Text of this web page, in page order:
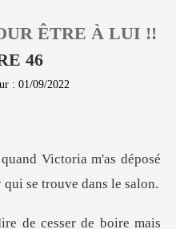
ÊTRE À LUI !!
46
: 01/09/2022
ctoria m'as déposé
ais